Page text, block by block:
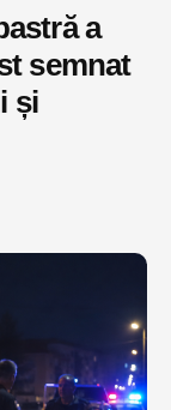
a
semnat
și